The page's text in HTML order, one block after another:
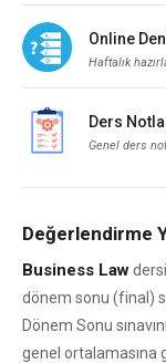
Online
Haftalık
Ders
Genel ders
Değerlendirme
Business Law
dönem sonu (final)
Dönem Sonu
genel ortalamasına